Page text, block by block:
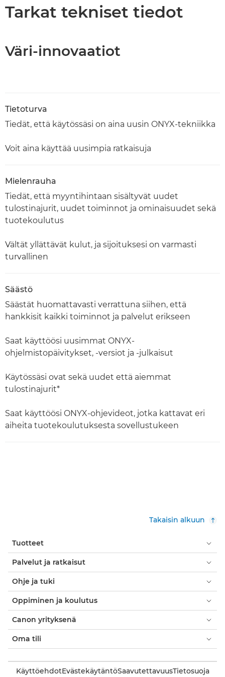
Tarkat tekniset tiedot
Väri-innovaatiot
Tietoturva
Tiedät, että käytössäsi on aina uusin ONYX-tekniikka
Voit aina käyttää uusimpia ratkaisuja
Mielenrauha
Tiedät, että myyntihintaan sisältyvät uudet
tulostinajurit, uudet toiminnot ja ominaisuudet sekä
tuotekoulutus
Vältät yllättävät kulut, ja sijoituksesi on varmasti
turvallinen
Säästö
Säästät huomattavasti verrattuna siihen, että
hankkisit kaikki toiminnot ja palvelut erikseen
Saat käyttöösi uusimmat ONYX-
ohjelmistopäivitykset, -versiot ja -julkaisut
Käytössäsi ovat sekä uudet että aiemmat
tulostinajurit*
Saat käyttöösi ONYX-ohjevideot, jotka kattavat eri
aiheita tuotekoulutuksesta sovellustukeen
Takaisin alkuun
Tuotteet
Palvelut ja ratkaisut
Ohje ja tuki
Oppiminen ja koulutus
Canon yrityksenä
Oma tili
KäyttöehdotEvästekäytäntöSaavutettavuusTietosuoja